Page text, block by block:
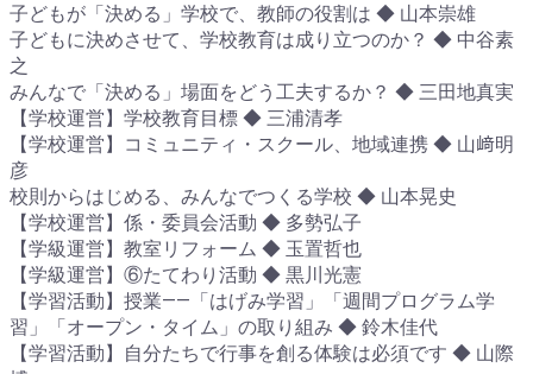
子どもが「決める」学校で、教師の役割は ◆ 山本崇雄
子どもに決めさせて、学校教育は成り立つのか？ ◆ 中谷素
之
みんなで「決める」場面をどう工夫するか？ ◆ 三田地真実
【学校運営】学校教育目標 ◆ 三浦清孝
【学校運営】コミュニティ・スクール、地域連携 ◆ 山﨑明
彦
校則からはじめる、みんなでつくる学校 ◆ 山本晃史
【学校運営】係・委員会活動 ◆ 多勢弘子
【学級運営】教室リフォーム ◆ 玉置哲也
【学級運営】⑥たてわり活動 ◆ 黒川光憲
【学習活動】授業――「はげみ学習」「週間プログラム学
習」「オープン・タイム」の取り組み ◆ 鈴木佳代
【学習活動】自分たちで行事を創る体験は必須です ◆ 山際